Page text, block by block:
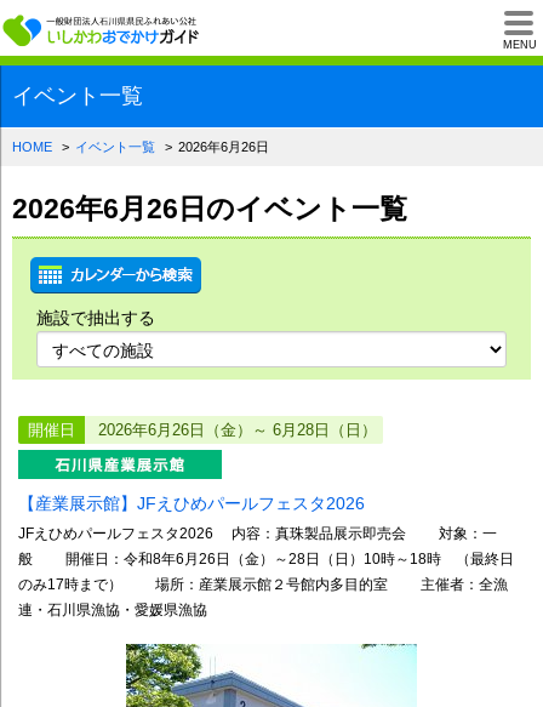
MENU
一般財団法人石川
イベント一覧
HOME イベント一覧 2026年6月26日
2026年6月26日のイベント一覧
施設で抽出する
開催日 2026年6月26日（金）～ 6月28日（日）
【産業展示館】JFえひめパールフェスタ2026
JFえひめパールフェスタ2026 内容：真珠製品展示即売会 対象：一
般 開催日：令和8年6月26日（金）～28日（日）10時～18時 （最終日
のみ17時まで） 場所：産業展示館２号館内多目的室 主催者：全漁
連・石川県漁協・愛媛県漁協